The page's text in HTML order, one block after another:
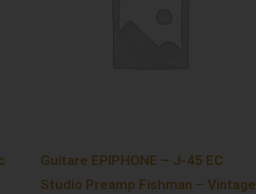
Guitare EPIPHONE – J-45 EC
Studio Preamp Fishman – Vintage